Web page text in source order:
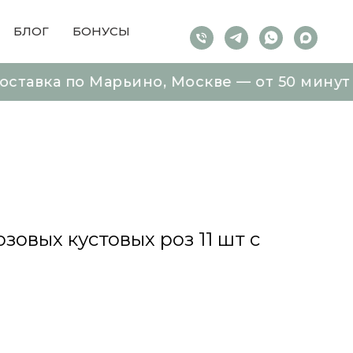
Москве — от 50 минут
Москве — от 50 минут
БЛОГ БОНУСЫ
кустовых роз 11 шт с